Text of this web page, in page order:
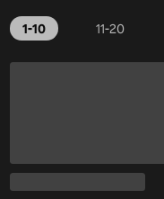
1-10 11-20